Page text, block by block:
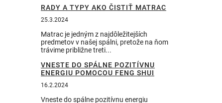
RADY A TYPY AKO ČISTIŤ MATRAC
25.3.2024
Matrac je jedným z najdôležitejších
predmetov v našej spálni, pretože na ňom
trávime približne treti...
VNESTE DO SPÁLNE POZITÍVNU
ENERGIU POMOCOU FENG SHUI
16.2.2024
Vneste do spálne pozitívnu energiu